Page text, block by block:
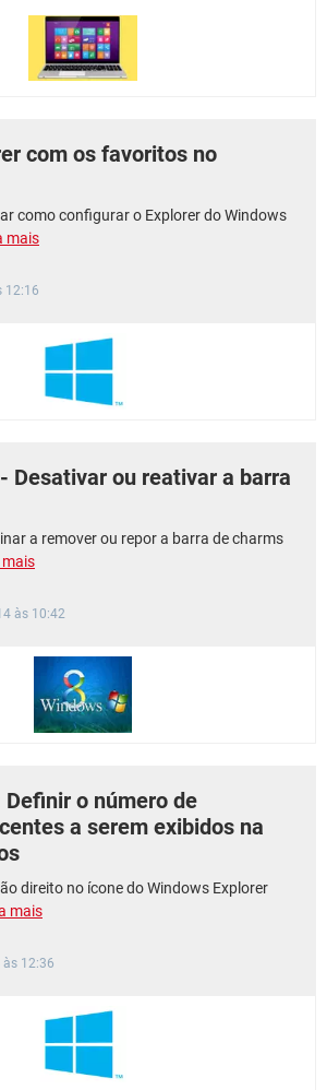
com os favoritos no
como configurar o Explorer do Windows
mais
12:16
Desativar ou reativar a barra
a remover ou repor a barra de charms
mais
às 10:42
o número de
a serem exibidos na
direito no ícone do Windows Explorer
mais
12:36